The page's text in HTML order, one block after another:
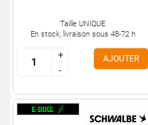
Taille UNIQUE
En stock, livraison sous 48-72 h
+
-
+
-
AJOUTER